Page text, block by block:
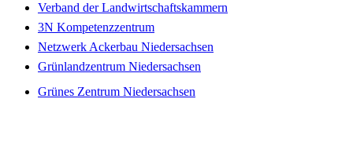
Verband der Landwirtschaftskammern
3N Kompetenzzentrum
Netzwerk Ackerbau Niedersachsen
Grünlandzentrum Niedersachsen
Grünes Zentrum Niedersachsen